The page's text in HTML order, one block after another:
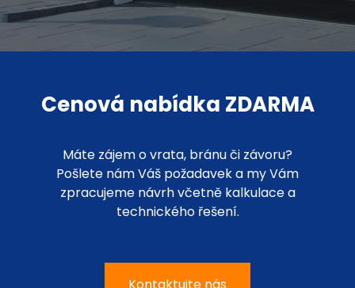
Cenová nabídka ZDARMA
Máte zájem o vrata, bránu či závoru?
Pošlete nám Váš požadavek a my Vám
zpracujeme návrh včetně kalkulace a
technického řešení.
Kontaktujte nás